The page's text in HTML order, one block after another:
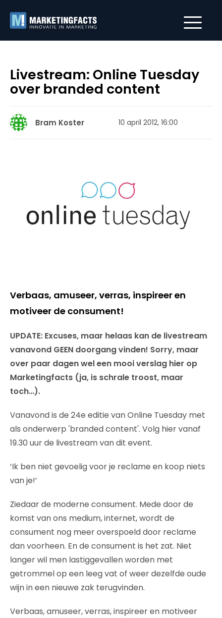
Livestream: Online Tuesday
over branded content
Bram Koster 10 april 2012, 16:00
Verbaas, amuseer, verras, inspireer en
motiveer de consument!
UPDATE: Excuses, maar helaas kan de livestream
vanavond GEEN doorgang vinden! Sorry, maar
over paar dagen wel een mooi verslag hier op
Marketingfacts (ja, is schrale troost, maar
toch…).
Vanavond is de 24e editie van Online Tuesday met
als onderwerp 'branded content'. Volg hier vanaf
19.30 uur de livestream van dit event.
‘Ik ben niet gevoelig voor je reclame en koop niets
van je!’
Ziedaar de moderne consument. Mede door de
komst van ons medium, internet, wordt de
consument nog meer overspoeld door reclame
dan voorheen. En de consument is het zat. Niet
langer wil men lastiggevallen worden met
getrommel op een leeg vat of weer dezelfde oude
wijn in een nieuwe zak terugvinden.
Verbaas, amuseer, verras, inspireer en motiveer